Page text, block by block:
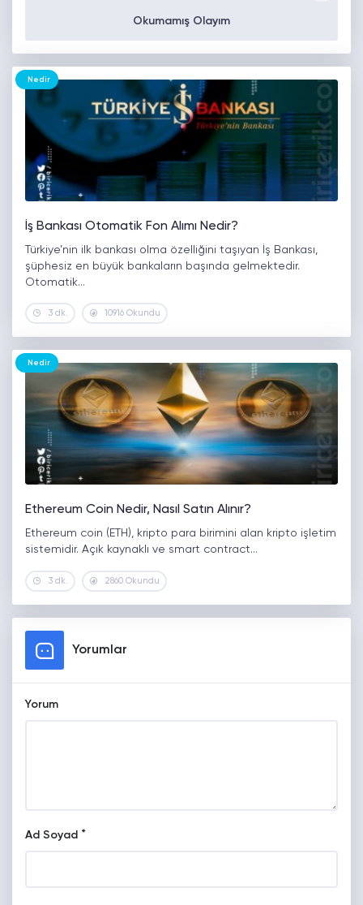
Okumamış Olayım
Nedir
İş Bankası Otomatik Fon Alımı Nedir?
Türkiye’nin ilk bankası olma özelliğini taşıyan İş Bankası,
şüphesiz en büyük bankaların başında gelmektedir.
Otomatik…
3 dk. 10916 Okundu
Nedir
Ethereum Coin Nedir, Nasıl Satın Alınır?
Ethereum coin (ETH), kripto para birimini alan kripto işletim
sistemidir. Açık kaynaklı ve smart contract…
3 dk. 2860 Okundu
Yorumlar
Yorum
Ad Soyad *